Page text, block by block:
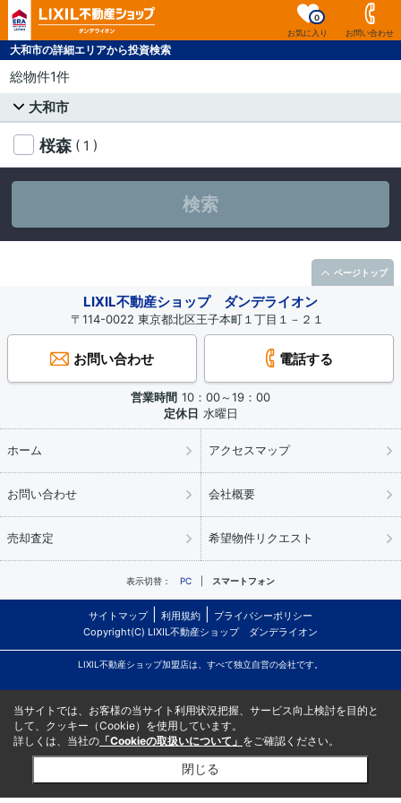
お気に入り
0
お問い合わせ
大和市の詳細エリアから投資検索
総物件1件
大和市
桜森 ( 1 )
検索
LIXIL不動産ショップ ダンデライオン
〒114-0022 東京都北区王子本町１丁目１－２１
お問い合わせ 電話する
営業時間 10：00～19：00
定休日 水曜日
ホーム アクセスマップ
お問い合わせ 会社概要
売却査定 希望物件リクエスト
表示切替： PC スマートフォン
サイトマップ 利用規約
プライバシーポリシー
Copyright(C) LIXIL不動産ショップ ダンデライオン
LIXIL不動産ショップ加盟店は、すべて独立自営の会社です。
ページトップ
当サイトでは、お客様の当サイト利用状況把握、サービス向上検討を目的と
して、クッキー（Cookie）を使用しています。
詳しくは、当社の 「Cookieの取扱いについて」 をご確認ください。
閉じる